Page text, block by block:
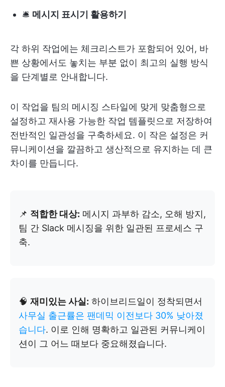
🛎️ 메시지 표시기 활용하기
각 하위 작업에는 체크리스트가 포함되어 있어, 바
쁜 상황에서도 놓치는 부분 없이 최고의 실행 방식
을 단계별로 안내합니다.
이 작업을 팀의 메시징 스타일에 맞게 맞춤형으로
설정하고 재사용 가능한 작업 템플릿으로 저장하여
전반적인 일관성을 구축하세요. 이 작은 설정은 커
뮤니케이션을 깔끔하고 생산적으로 유지하는 데 큰
차이를 만듭니다.
📌 적합한 대상: 메시지 과부하 감소, 오해 방지,
팀 간 Slack 메시징을 위한 일관된 프로세스 구
축.
🧠 재미있는 사실: 하이브리드일이 정착되면서
사무실 출근률은 팬데믹 이전보다 30% 낮아졌
습니다. 이로 인해 명확하고 일관된 커뮤니케이
션이 그 어느 때보다 중요해졌습니다.